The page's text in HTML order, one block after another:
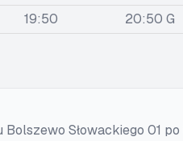
19:50 20:50 G
Słowackiego 01